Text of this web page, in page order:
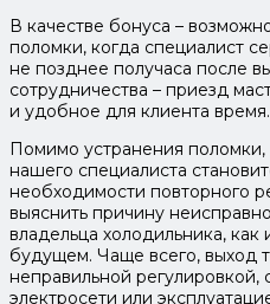
В качестве бонуса –
поломки, когда специалист
не позднее получаса после
сотрудничества – приезд
и удобное для клиента время.
Помимо устранения
нашего специалиста
необходимости повторного
выяснить причину
владельца холодильника,
будущем. Чаще всего, выход
неправильной регулировкой,
электросети или